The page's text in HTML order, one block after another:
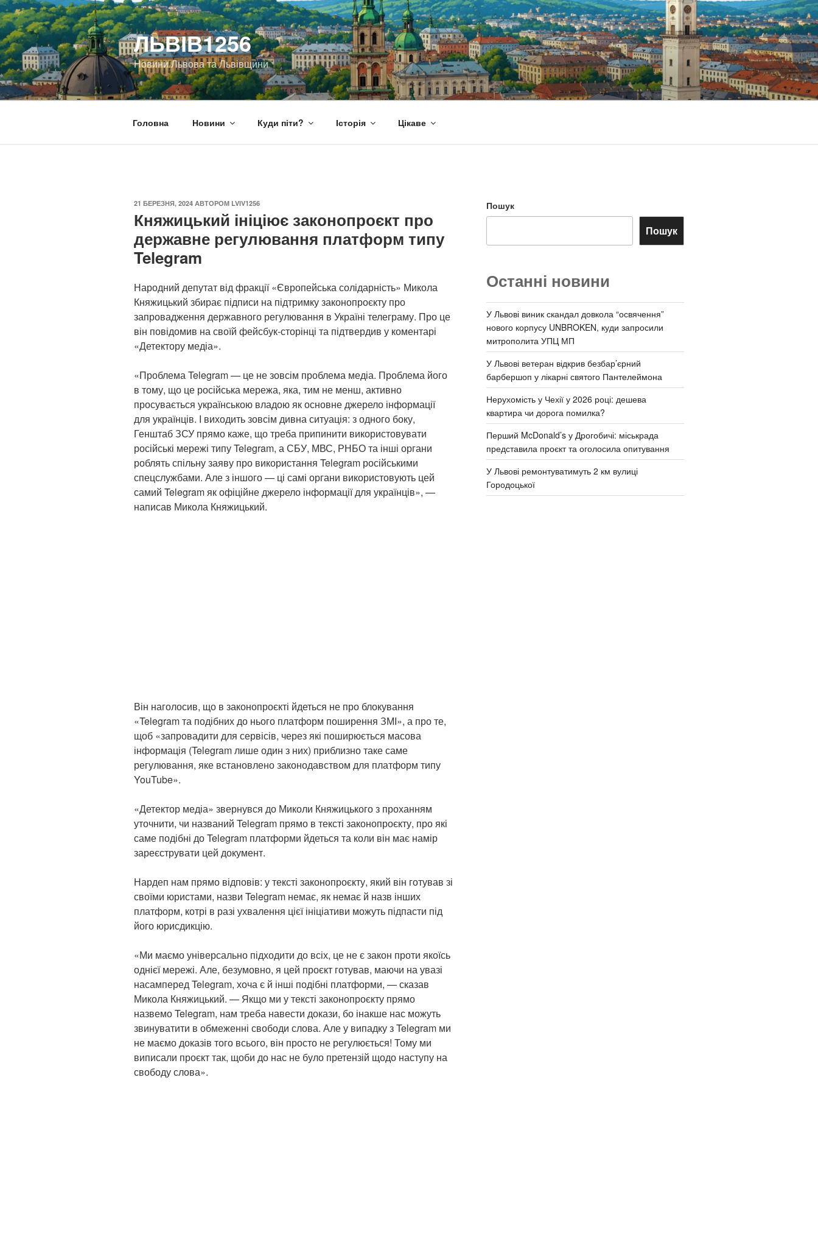
Перейти
до
вмісту
ЛЬВІВ1256
Новини Львова та Львівщини
Головна Новини Куди піти? Історія Цікаве
ОПУБЛІКОВАНО
21 БЕРЕЗНЯ, 2024 АВТОРОМ LVIV1256
Княжицький ініціює законопроєкт про
державне регулювання платформ типу
Telegram
Народний депутат від фракції «Європейська солідарність» Микола
Княжицький збирає підписи на підтримку законопроєкту про
запровадження державного регулювання в Україні телеграму. Про це
він повідомив на своїй фейсбук-сторінці та підтвердив у коментарі
«Детектору медіа».
«Проблема Telegram — це не зовсім проблема медіа. Проблема його
в тому, що це російська мережа, яка, тим не менш, активно
просувається українською владою як основне джерело інформації
для українців. І виходить зовсім дивна ситуація: з одного боку,
Генштаб ЗСУ прямо каже, що треба припинити використовувати
російські мережі типу Telegram, а СБУ, МВС, РНБО та інші органи
роблять спільну заяву про використання Telegram російськими
спецслужбами. Але з іншого — ці самі органи використовують цей
самий Telegram як офіційне джерело інформації для українців», —
написав Микола Княжицький.
Він наголосив, що в законопроєкті йдеться не про блокування
«Telegram та подібних до нього платформ поширення ЗМІ», а про те,
щоб «запровадити для сервісів, через які поширюється масова
інформація (Telegram лише один з них) приблизно таке саме
регулювання, яке встановлено законодавством для платформ типу
YouTube».
«Детектор медіа» звернувся до Миколи Княжицького з проханням
уточнити, чи названий Telegram прямо в тексті законопроєкту, про які
саме подібні до Telegram платформи йдеться та коли він має намір
зареєструвати цей документ.
Нардеп нам прямо відповів: у тексті законопроєкту, який він готував зі
своїми юристами, назви Telegram немає, як немає й назв інших
платформ, котрі в разі ухвалення цієї ініціативи можуть підпасти під
його юрисдикцію.
«Ми маємо універсально підходити до всіх, це не є закон проти якоїсь
однієї мережі. Але, безумовно, я цей проєкт готував, маючи на увазі
насамперед Telegram, хоча є й інші подібні платформи, — сказав
Микола Княжицький. — Якщо ми у тексті законопроєкту прямо
назвемо Telegram, нам треба навести докази, бо інакше нас можуть
звинуватити в обмеженні свободи слова. Але у випадку з Telegram ми
не маємо доказів того всього, він просто не регулюється! Тому ми
виписали проєкт так, щоби до нас не було претензій щодо наступу на
свободу слова».
Пошук
Пошук
Останні новини
У Львові виник скандал довкола “освячення”
нового корпусу UNBROKEN, куди запросили
митрополита УПЦ МП
У Львові ветеран відкрив безбар’єрний
барбершоп у лікарні святого Пантелеймона
Нерухомість у Чехії у 2026 році: дешева
квартира чи дорога помилка?
Перший McDonald’s у Дрогобичі: міськрада
представила проєкт та оголосила опитування
У Львові ремонтуватимуть 2 км вулиці
Городоцької